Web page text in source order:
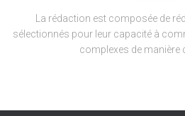
La rédaction est composée de
sélectionnés pour leur capacité à
complexes de manière